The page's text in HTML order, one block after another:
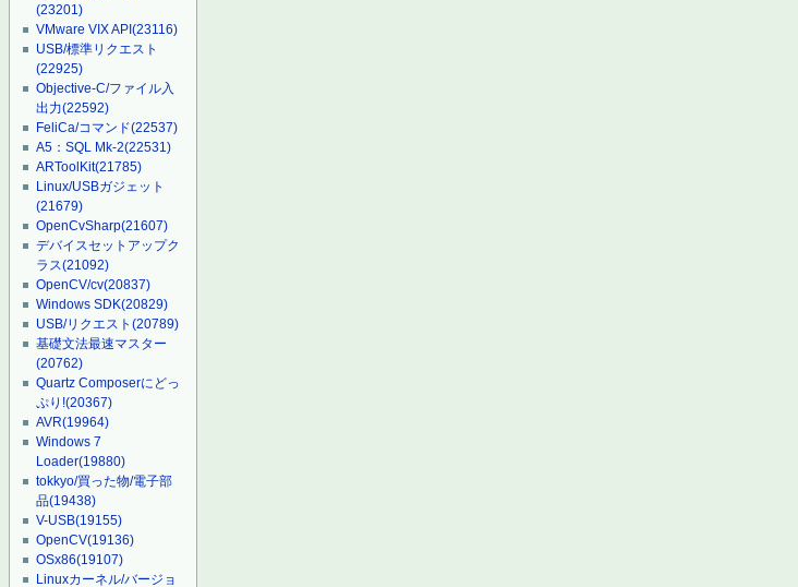
(23201)
VMware VIX API(23116)
USB/標準リクエスト
(22925)
Objective-C/ファイル入
出力(22592)
FeliCa/コマンド(22537)
A5：SQL Mk-2(22531)
ARToolKit(21785)
Linux/USBガジェット
(21679)
OpenCvSharp(21607)
デバイスセットアップク
ラス(21092)
OpenCV/cv(20837)
Windows SDK(20829)
USB/リクエスト(20789)
基礎文法最速マスター
(20762)
Quartz Composerにどっ
ぷり!(20367)
AVR(19964)
Windows 7
Loader(19880)
tokkyo/買った物/電子部
品(19438)
V-USB(19155)
OpenCV(19136)
OSx86(19107)
Linuxカーネル/バージョ